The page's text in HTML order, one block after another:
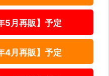
5月再販】予定
4月再販】予定